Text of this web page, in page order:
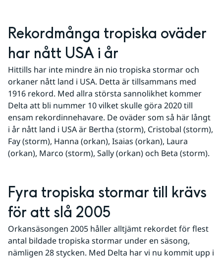
Rekordmånga tropiska oväder
har nått USA i år
Hittills har inte mindre än nio tropiska stormar och
orkaner nått land i USA. Detta är tillsammans med
1916 rekord. Med allra största sannolikhet kommer
Delta att bli nummer 10 vilket skulle göra 2020 till
ensam rekordinnehavare. De oväder som så här långt
i år nått land i USA är Bertha (storm), Cristobal (storm),
Fay (storm), Hanna (orkan), Isaias (orkan), Laura
(orkan), Marco (storm), Sally (orkan) och Beta (storm).
Fyra tropiska stormar till krävs
för att slå 2005
Orkansäsongen 2005 håller alltjämt rekordet för flest
antal bildade tropiska stormar under en säsong,
nämligen 28 stycken. Med Delta har vi nu kommit upp i